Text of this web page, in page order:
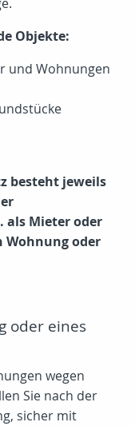
Objekte:
und Wohnungen
besteht jeweils
als Mieter oder
Wohnung oder
oder eines
wegen
Sie nach der
sicher mit